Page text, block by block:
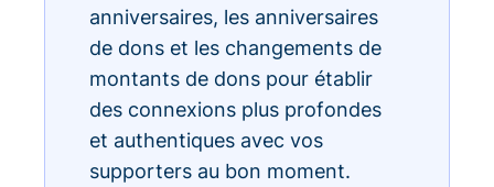
anniversaires, les anniversaires
de dons et les changements de
montants de dons pour établir
des connexions plus profondes
et authentiques avec vos
supporters au bon moment.